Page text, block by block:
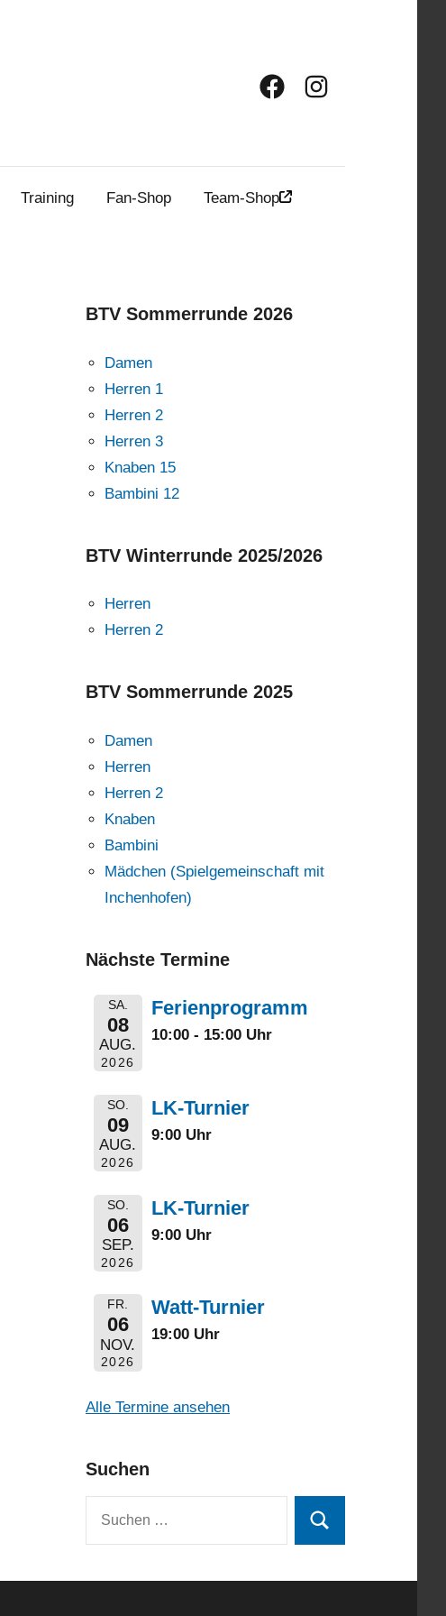
FacebookInstagram
Training Fan-Shop Team-Shop
BTV Sommerrunde 2026
Damen
Herren 1
Herren 2
Herren 3
Knaben 15
Bambini 12
BTV Winterrunde 2025/2026
Herren
Herren 2
BTV Sommerrunde 2025
Damen
Herren
Herren 2
Knaben
Bambini
Mädchen (Spielgemeinschaft mit
Inchenhofen)
Nächste Termine
SA.
08
AUG.
2026
Ferienprogramm
10:00 - 15:00 Uhr
SO.
09
AUG.
2026
LK-Turnier
9:00 Uhr
SO.
06
SEP.
2026
LK-Turnier
9:00 Uhr
FR.
06
NOV.
2026
Watt-Turnier
19:00 Uhr
Alle Termine ansehen
Suchen
Suchen